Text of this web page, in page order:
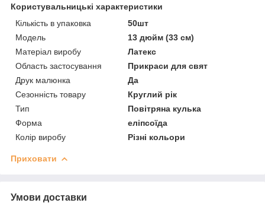
Користувальницькі характеристики
Кількість в упаковка
50шт
Мoдель
13 дюйм (33 см)
Матеріал виробу
Латекс
Область застосування
Прикраси для свят
Друк малюнка
Да
Сезонність товару
Круглий рік
Тип
Повітряна кулька
Форма
еліпсоїда
Колір виробу
Різні кольори
Приховати
Умови доставки